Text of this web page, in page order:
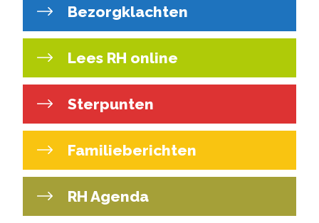
Bezorgklachten
Lees RH online
Sterpunten
Familieberichten
RH Agenda